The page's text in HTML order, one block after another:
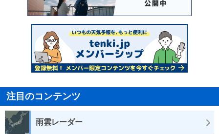
注目のコンテンツ
雨雲レーダー